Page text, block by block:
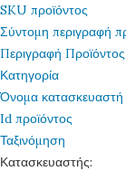
SKU προϊόντος
Σύντομη περιγραφή
Περιγραφή Προϊόντος
Κατηγορία
Όνομα κατασκευαστή
Id προϊόντος
Ταξινόμηση
Κατασκευαστής: